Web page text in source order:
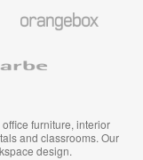
furniture, interior
and classrooms. Our
design.